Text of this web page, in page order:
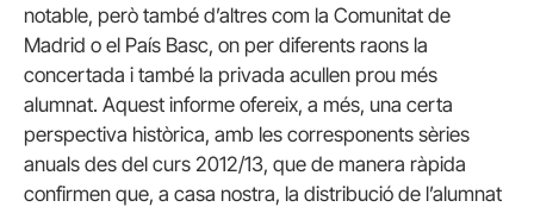
notable, però també d’altres com la Comunitat de
Madrid o el País Basc, on per diferents raons la
concertada i també la privada acullen prou més
alumnat. Aquest informe ofereix, a més, una certa
perspectiva històrica, amb les corresponents sèries
anuals des del curs 2012/13, que de manera ràpida
confirmen que, a casa nostra, la distribució de l’alumnat